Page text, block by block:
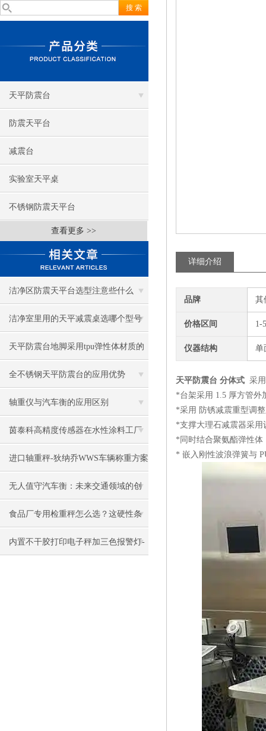
天平防震台
防震天平台
减震台
实验室天平桌
不锈钢防震天平台
查看更多 >>
洁净区防震天平台选型注意些什么
洁净室里用的天平减震桌选哪个型号
天平防震台地脚采用tpu弹性体材质的
好处
全不锈钢天平防震台的应用优势
轴重仪与汽车衡的应用区别
茵泰科高精度传感器在水性涂料工厂
称重的应用方案分享
进口轴重秤-狄纳乔WWS车辆称重方案
无人值守汽车衡：未来交通领域的创
新之举
食品厂专用检重秤怎么选？这硬性条
件缺一不可
内置不干胶打印电子秤加三色报警灯-
详细介绍
品牌 其
价格区间 1-
仪器结构 单
天平防震台 分体式 采
*台架采用 1.5 厚方管外
*采用 防锈减震重型调
*支撑大理石减震器采
*同时结合聚氨酯弹性
* 嵌入刚性波浪弹簧与